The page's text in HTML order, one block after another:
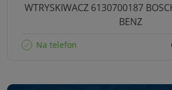
WTRYSKIWACZ 6130700187
BENZ
Na telefon